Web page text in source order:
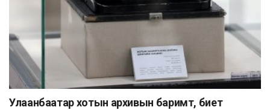
Улаанбаатар хотын архивын баримт, биет